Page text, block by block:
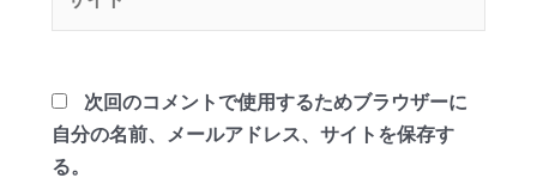
次回のコメントで使用するためブラウザーに
自分の名前、メールアドレス、サイトを保存す
る。